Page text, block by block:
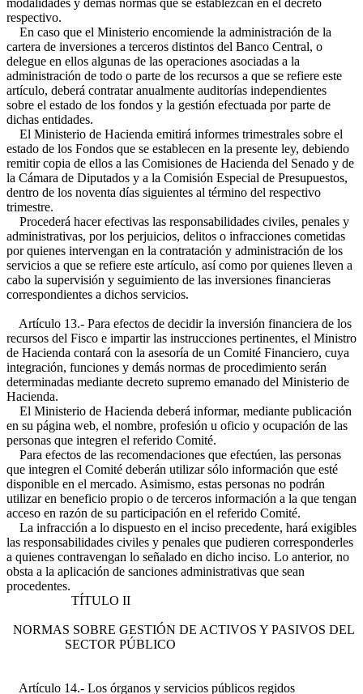
modalidades y demás normas que se establezcan en el decreto
respectivo.
En caso que el Ministerio encomiende la administración de la
cartera de inversiones a terceros distintos del Banco Central, o
delegue en ellos algunas de las operaciones asociadas a la
administración de todo o parte de los recursos a que se refiere este
artículo, deberá contratar anualmente auditorías independientes
sobre el estado de los fondos y la gestión efectuada por parte de
dichas entidades.
El Ministerio de Hacienda emitirá informes trimestrales sobre el
estado de los Fondos que se establecen en la presente ley, debiendo
remitir copia de ellos a las Comisiones de Hacienda del Senado y de
la Cámara de Diputados y a la Comisión Especial de Presupuestos,
dentro de los noventa días siguientes al término del respectivo
trimestre.
Procederá hacer efectivas las responsabilidades civiles, penales y
administrativas, por los perjuicios, delitos o infracciones cometidas
por quienes intervengan en la contratación y administración de los
servicios a que se refiere este artículo, así como por quienes lleven a
cabo la supervisión y seguimiento de las inversiones financieras
correspondientes a dichos servicios.
Artículo 13.- Para efectos de decidir la inversión financiera de los
recursos del Fisco e impartir las instrucciones pertinentes, el Ministro
de Hacienda contará con la asesoría de un Comité Financiero, cuya
integración, funciones y demás normas de procedimiento serán
determinadas mediante decreto supremo emanado del Ministerio de
Hacienda.
El Ministerio de Hacienda deberá informar, mediante publicación
en su página web, el nombre, profesión u oficio y ocupación de las
personas que integren el referido Comité.
Para efectos de las recomendaciones que efectúen, las personas
que integren el Comité deberán utilizar sólo información que esté
disponible en el mercado. Asimismo, estas personas no podrán
utilizar en beneficio propio o de terceros información a la que tengan
acceso en razón de su participación en el referido Comité.
La infracción a lo dispuesto en el inciso precedente, hará exigibles
las responsabilidades civiles y penales que pudieren corresponderles
a quienes contravengan lo señalado en dicho inciso. Lo anterior, no
obsta a la aplicación de sanciones administrativas que sean
procedentes.
TÍTULO II
NORMAS SOBRE GESTIÓN DE ACTIVOS Y PASIVOS DEL
SECTOR PÚBLICO
Artículo 14.- Los órganos y servicios públicos regidos